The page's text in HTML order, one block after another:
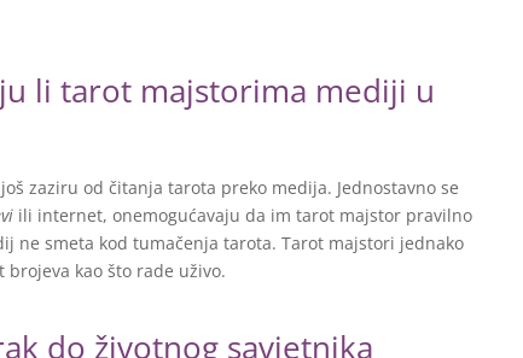
li tarot majstorima mediji u
zaziru od čitanja tarota preko medija. Jednostavno se
ili internet, onemogućavaju da im tarot majstor pravilno
ne smeta kod tumačenja tarota. Tarot majstori jednako
kao što rade uživo.
do životnog savjetnika